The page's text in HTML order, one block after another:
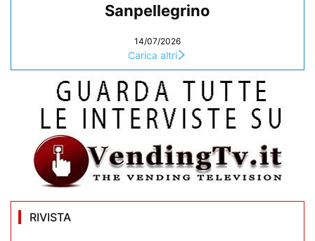
Sanpellegrino
14/07/2026
Carica altri
RIVISTA